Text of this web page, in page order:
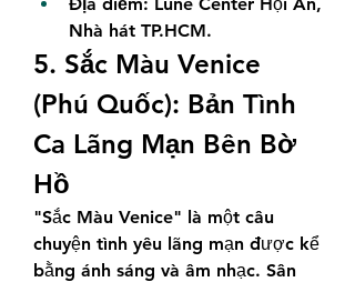
Nhà hát TP.HCM.
5. Sắc Màu Venice
(Phú Quốc): Bản Tình
Ca Lãng Mạn Bên Bờ
Hồ
"Sắc Màu Venice" là một câu
chuyện tình yêu lãng mạn được kể
bằng ánh sáng và âm nhạc. Sân